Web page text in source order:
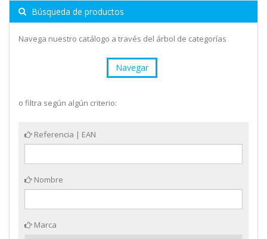
Búsqueda de productos
Navega nuestro catálogo a través del árbol de categorías
Navegar
o filtra según algún criterio:
Referencia | EAN
Nombre
Marca